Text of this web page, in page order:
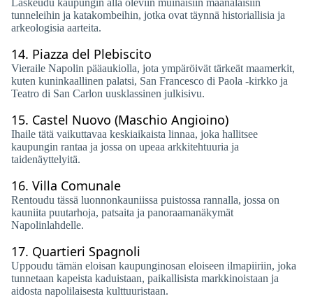
Laskeudu kaupungin alla oleviin muinaisiin maanalaisiin
tunneleihin ja katakombeihin, jotka ovat täynnä historiallisia ja
arkeologisia aarteita.
14. Piazza del Plebiscito
Vieraile Napolin pääaukiolla, jota ympäröivät tärkeät maamerkit,
kuten kuninkaallinen palatsi, San Francesco di Paola -kirkko ja
Teatro di San Carlon uusklassinen julkisivu.
15. Castel Nuovo (Maschio Angioino)
Ihaile tätä vaikuttavaa keskiaikaista linnaa, joka hallitsee
kaupungin rantaa ja jossa on upeaa arkkitehtuuria ja
taidenäyttelyitä.
16. Villa Comunale
Rentoudu tässä luonnonkauniissa puistossa rannalla, jossa on
kauniita puutarhoja, patsaita ja panoraamanäkymät
Napolinlahdelle.
17. Quartieri Spagnoli
Uppoudu tämän eloisan kaupunginosan eloiseen ilmapiiriin, joka
tunnetaan kapeista kaduistaan, paikallisista markkinoistaan ​​ja
aidosta napolilaisesta kulttuuristaan.